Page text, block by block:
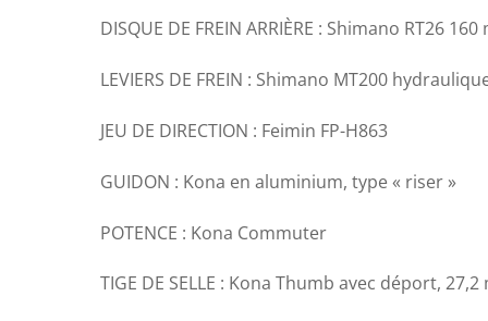
DISQUE DE FREIN ARRIÈRE : Shimano RT26 160
LEVIERS DE FREIN : Shimano MT200
JEU DE DIRECTION : Feimin FP-H863
GUIDON : Kona en aluminium, type « riser »
POTENCE : Kona Commuter
TIGE DE SELLE : Kona Thumb avec déport, 27,2